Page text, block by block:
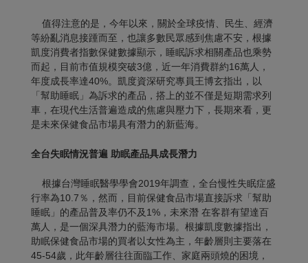
值得注意的是，今年以來，關於全球疫情、民生、經濟
等紛亂消息接踵而至，也讓多數民眾感到焦慮不安，根據
凱度消費者指數保健數據顯示，睡眠訴求相關產品也乘勢
而起，目前市值規模突破3億，近一年消費群約16萬人，
年度成長率達40%。凱度資深研究專員王博玄指出，以
「幫助睡眠」為訴求的產品，搭上的並不僅是短期需求列
車，在現代生活普遍造成的焦慮與壓力下，長期來看，更
是未來保健食品市場具有潛力的新藍海。
全台失眠情況普遍 助眠產品具成長潛力
根據台灣睡眠醫學學會2019年調查，全台慢性失眠症盛
行率為10.7％，然而，目前保健食品市場直接訴求「幫助
睡眠」的產品普及率仍不及1%，未來潛 在客群有望達百
萬人，是一個深具潛力的藍海市場。根據凱度數據指出，
助眠保健食品市場的買者以女性為主，年齡層則主要落在
45-54歲，此年齡層往往面臨工作、家庭兩頭燒的困境，